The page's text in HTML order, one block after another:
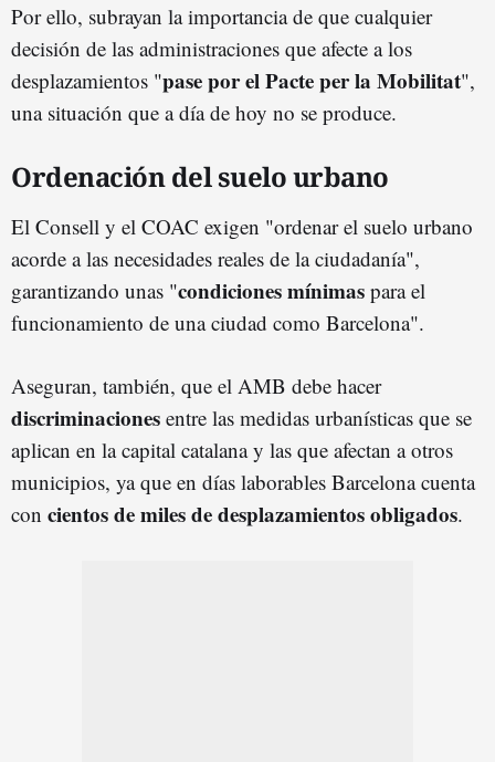
Por ello, subrayan la importancia de que cualquier
decisión de las administraciones que afecte a los
desplazamientos "pase por el Pacte per la Mobilitat",
una situación que a día de hoy no se produce.
Ordenación del suelo urbano
El Consell y el COAC exigen "ordenar el suelo urbano
acorde a las necesidades reales de la ciudadanía",
garantizando unas "condiciones mínimas para el
funcionamiento de una ciudad como Barcelona".
Aseguran, también, que el AMB debe hacer
discriminaciones entre las medidas urbanísticas que se
aplican en la capital catalana y las que afectan a otros
municipios, ya que en días laborables Barcelona cuenta
con cientos de miles de desplazamientos obligados.